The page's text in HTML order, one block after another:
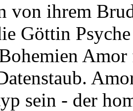
von ihrem
Göttin
sein - der